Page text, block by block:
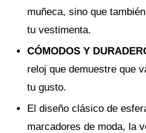
muñeca, sino que
tu vestimenta.
CÓMODOS Y
reloj que demuestre que
tu gusto.
El diseño clásico de
marcadores de moda, la